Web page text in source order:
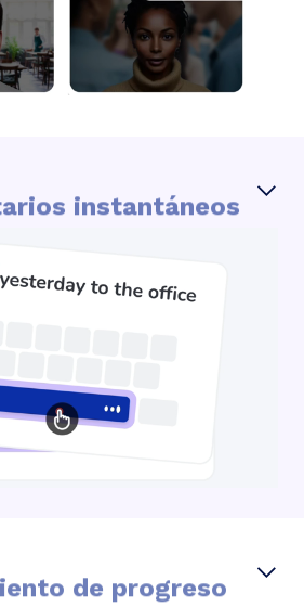
instantáneos
de progreso